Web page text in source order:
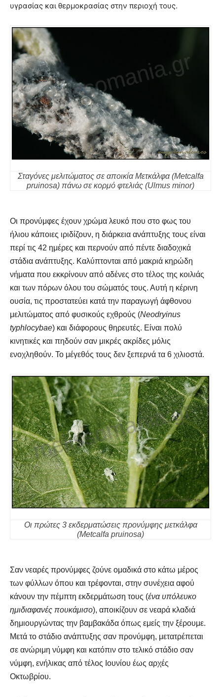
υγρασίας και θερμοκρασίας στην περιοχή τους.
Σταγόνες μελιτώματος σε αποικία Μετκάλφα (Metcalfa
pruinosa) πάνω σε κορμό φτελιάς (Ulmus minor)
Οι προνύμφες έχουν χρώμα λευκό που στο φως του
ήλιου κάποιες ιριδίζουν, η διάρκεια ανάπτυξης τους είναι
περί τις 42 ημέρες και περνούν από πέντε διαδοχικά
στάδια ανάπτυξης. Καλύπτονται από μακριά κηρώδη
νήματα που εκκρίνουν από αδένες στο τέλος της κοιλιάς
και των πόρων όλου του σώματός τους. Αυτή η κέρινη
ουσία, τις προστατεύει κατά την παραγωγή άφθονου
μελιτώματος από φυσικούς εχθρούς (Neodryinus
typhlocybae) και διάφορους θηρευτές. Είναι πολύ
κινητικές και πηδούν σαν μικρές ακρίδες μόλις
ενοχληθούν. Το μέγεθός τους δεν ξεπερνά τα 6 χιλιοστά.
Οι πρώτες 3 εκδερματώσεις προνύμφης μετκάλφα
(Metcalfa pruinosa)
Σαν νεαρές προνύμφες ζούνε ομαδικά στο κάτω μέρος
των φύλλων όπου και τρέφονται, στην συνέχεια αφού
κάνουν την πέμπτη εκδερμάτωση τους (ένα υπόλευκο
ημιδιαφανές πουκάμισο), αποικίζουν σε νεαρά κλαδιά
δημιουργώντας την βαμβακάδα όπως εμείς την ξέρουμε.
Μετά το στάδιο ανάπτυξης σαν προνύμφη, μετατρέπεται
σε ανώριμη νύμφη και κατόπιν στο τελικό στάδιο σαν
νύμφη, ενήλικας από τέλος Ιουνίου έως αρχές
Οκτωβρίου.